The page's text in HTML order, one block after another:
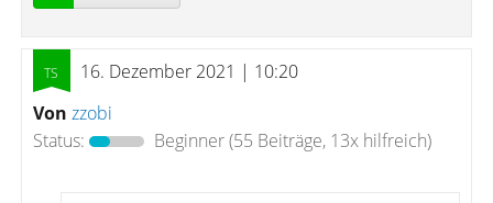
16. Dezember 2021 | 10:20
Von zzobi
Status:
Beginner(55 Beiträge, 13x hilfreich)